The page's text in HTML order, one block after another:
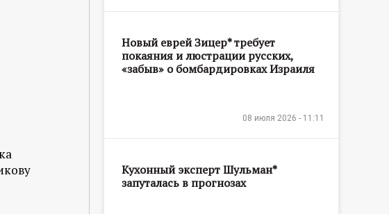
Новый еврей Зицер* требует
покаяния и люстрации русских,
«забыв» о бомбардировках Израиля
08 июля 2026 - 11:11
Кухонный эксперт Шульман*
запуталась в прогнозах